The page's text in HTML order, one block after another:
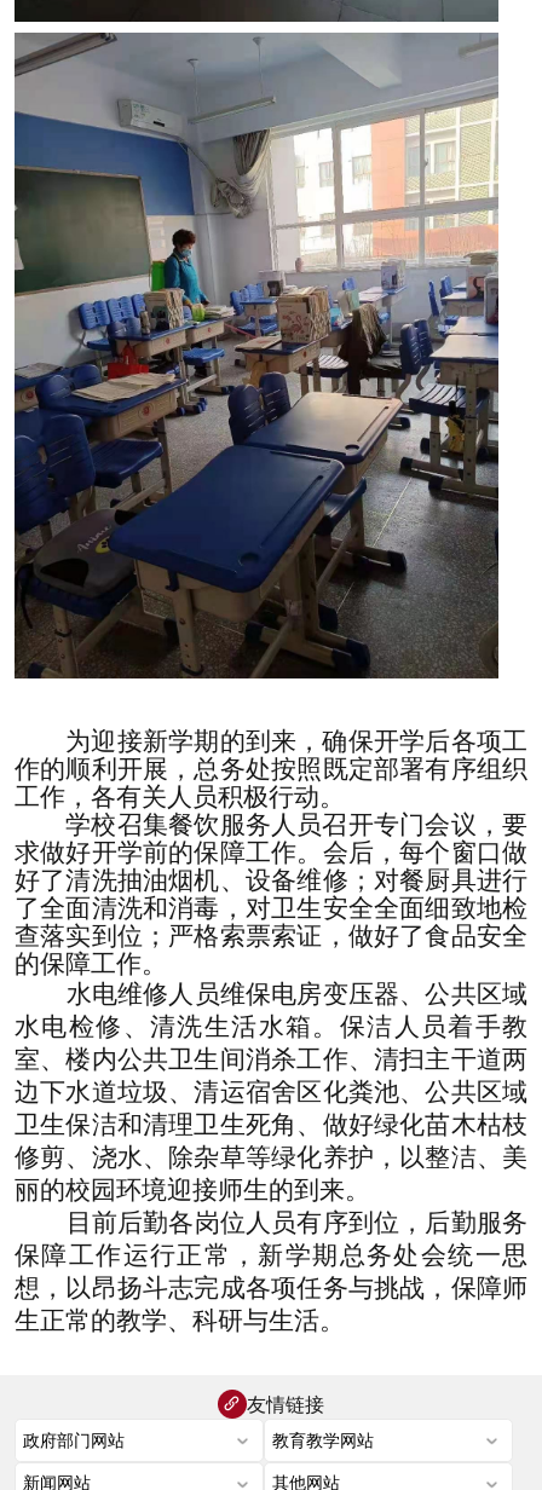
为迎接新学期的到来，确保开学后各项工
作的顺利开展，总务处按照既定部署有序组织
工作，各有关人员积极行动。
学校召集餐饮服务人员召开专门会议，要
求做好开学前的保障工作。会后，每个窗口做
好了清洗抽油烟机、设备维修； 对餐厨具进行
了全面清洗和消毒，对卫生安全全面细致地检
查落实到位；严格索票索证，做好了食品安全
的保障工作。
水电维修人员维保电房变压器、公共区域
水电检修 、 清洗生活水箱。保洁人员着手教
室、楼内公共卫生间消杀工作、 清扫主干道两
边下水道垃圾、清运宿舍区化粪池、公共区域
卫生保洁和清理卫生死角、做好绿化苗木枯枝
修剪、浇水、除杂草等绿化养护，以整洁、美
丽的校园环境迎接师生的到来。
目前后勤各岗位人员有序到位，后勤服务
保障工作运行正常，新学期总务处会统一思
想，以昂扬斗志完成各项任务与挑战，保障师
生正常的教学、科研与生活。
友情链接